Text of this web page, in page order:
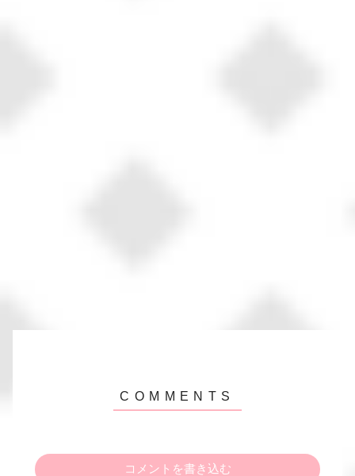
コメントを書き込む